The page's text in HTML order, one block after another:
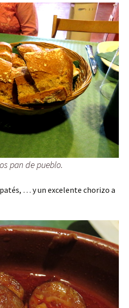
pan de pueblo.
… y un excelente chorizo a